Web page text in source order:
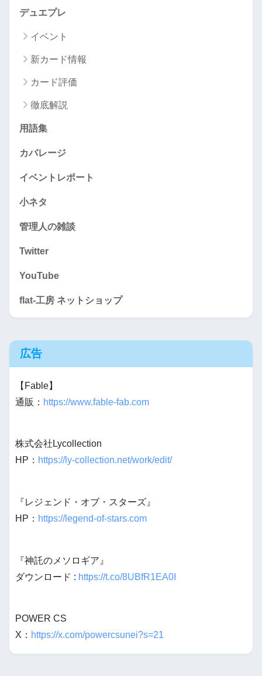
デュエプレ
イベント
新カード情報
カード評価
徹底解説
用語集
カバレージ
イベントレポート
小ネタ
管理人の雑談
Twitter
YouTube
flat-工房 ネットショップ
広告
【Fable】
通販： https://www.fable-fab.com
株式会社Lycollection
HP： https://ly-collection.net/work/edit/
『レジェンド・オブ・スターズ』
HP： https://legend-of-stars.com
『神託のメソロギア』
ダウンロード : https://t.co/8UBfR1EA0I
POWER CS
X： https://x.com/powercsunei?s=21